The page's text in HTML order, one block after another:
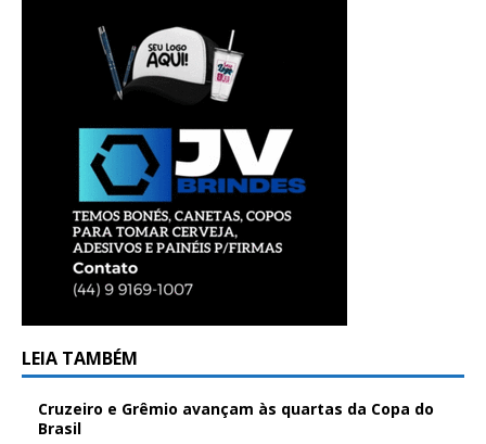
LEIA TAMBÉM
Cruzeiro e Grêmio avançam às quartas da Copa do
Brasil